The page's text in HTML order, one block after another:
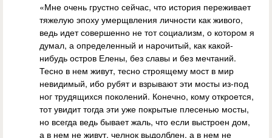
«Мне очень грустно сейчас, что история переживает
тяжелую эпоху умерщвления личности как живого,
ведь идет совершенно не тот социализм, о котором я
думал, а определенный и нарочитый, как какой-
нибудь остров Елены, без славы и без мечтаний.
Тесно в нем живут, тесно строящему мост в мир
невидимый, ибо рубят и взрывают эти мосты из-под
ног трудящихся поколений. Конечно, кому откроется,
тот увидит тогда эти уже покрытые плесенью мосты,
но всегда ведь бывает жаль, что если выстроен дом,
а в нем не живут, челнок выдолблен, а в нем не